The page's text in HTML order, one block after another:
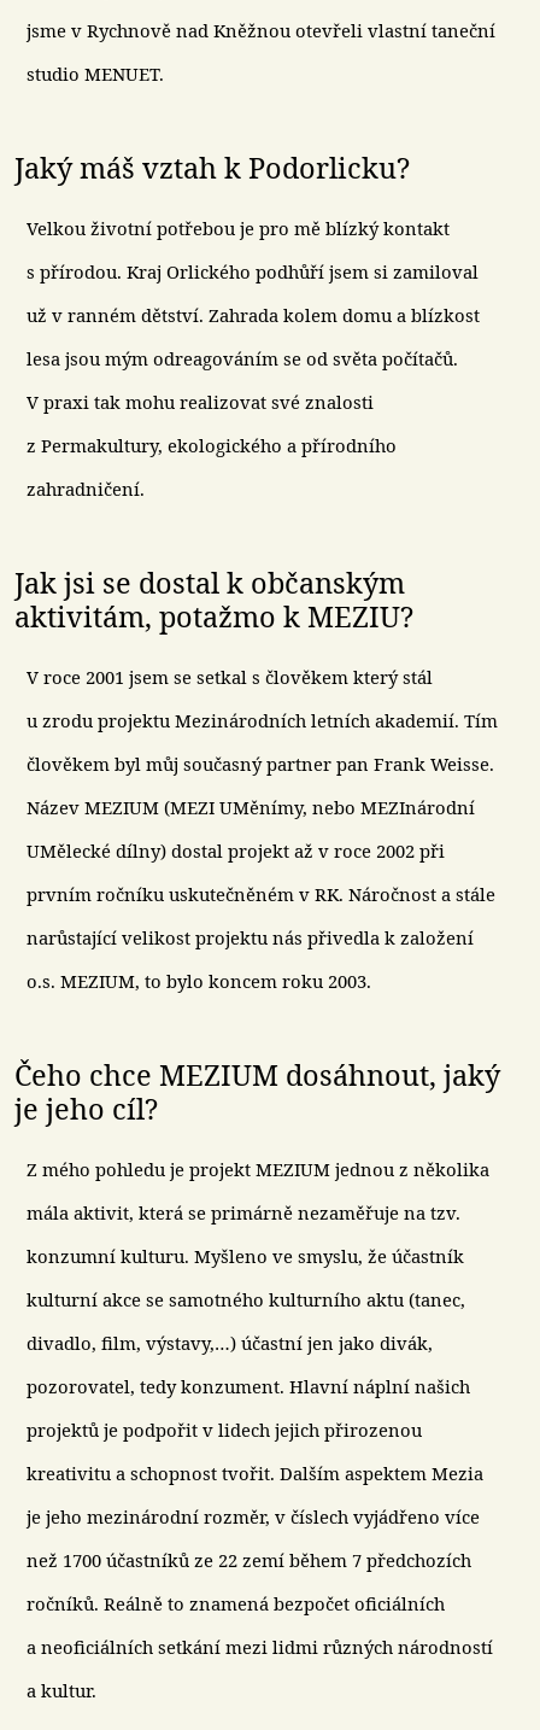
jsme v Rychnově nad Kněžnou otevřeli vlastní taneční
studio MENUET.
Jaký máš vztah k Podorlicku?
Velkou životní potřebou je pro mě blízký kontakt
s přírodou. Kraj Orlického podhůří jsem si zamiloval
už v ranném dětství. Zahrada kolem domu a blízkost
lesa jsou mým odreagováním se od světa počítačů.
V praxi tak mohu realizovat své znalosti
z Permakultury, ekologického a přírodního
zahradničení.
Jak jsi se dostal k občanským
aktivitám, potažmo k MEZIU?
V roce 2001 jsem se setkal s člověkem který stál
u zrodu projektu Mezinárodních letních akademií. Tím
člověkem byl můj současný partner pan Frank Weisse.
Název MEZIUM (MEZI UMěnímy, nebo MEZInárodní
UMělecké dílny) dostal projekt až v roce 2002 při
prvním ročníku uskutečněném v RK. Náročnost a stále
narůstající velikost projektu nás přivedla k založení
o.s. MEZIUM, to bylo koncem roku 2003.
Čeho chce MEZIUM dosáhnout, jaký
je jeho cíl?
Z mého pohledu je projekt MEZIUM jednou z několika
mála aktivit, která se primárně nezaměřuje na tzv.
konzumní kulturu. Myšleno ve smyslu, že účastník
kulturní akce se samotného kulturního aktu (tanec,
divadlo, film, výstavy,…) účastní jen jako divák,
pozorovatel, tedy konzument. Hlavní náplní našich
projektů je podpořit v lidech jejich přirozenou
kreativitu a schopnost tvořit. Dalším aspektem Mezia
je jeho mezinárodní rozměr, v číslech vyjádřeno více
než 1700 účastníků ze 22 zemí během 7 předchozích
ročníků. Reálně to znamená bezpočet oficiálních
a neoficiálních setkání mezi lidmi různých národností
a kultur.